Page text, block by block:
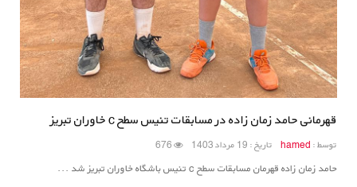
قهرمانی حامد زمان زاده در مسابقات تنیس سطح c خاوران تبریز
توسط : hamed تاریخ : 19 مرداد 1403
حامد زمان زاده قهرمان مسابقات سطح c تنیس باشگاه خاوران تبریز شد ...